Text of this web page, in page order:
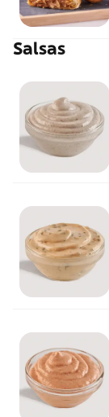
Salsas